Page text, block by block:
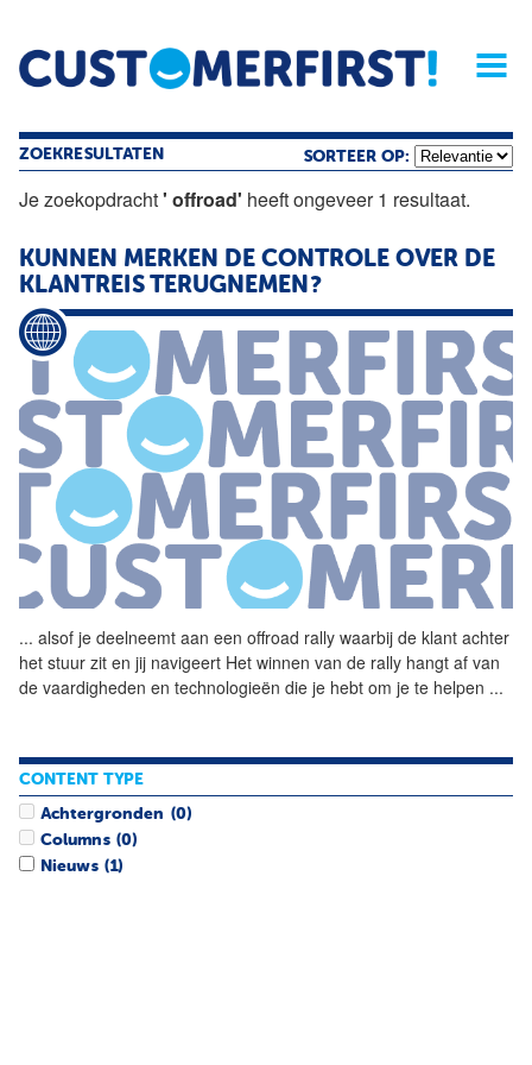
Home Opinie Archief
Magazine
ZOEKRESULTATEN SORTEER OP:
Je zoekopdracht' offroad' heeft ongeveer 1 resultaat.
KUNNEN MERKEN DE CONTROLE OVER DE
KLANTREIS TERUGNEMEN?
... alsof je deelneemt aan een offroad rally waarbij de klant achter
het stuur zit en jij navigeert Het winnen van de rally hangt af van
de vaardigheden en technologieën die je hebt om je te helpen ...
CONTENT TYPE
Achtergronden (0)
Columns (0)
Nieuws (1)